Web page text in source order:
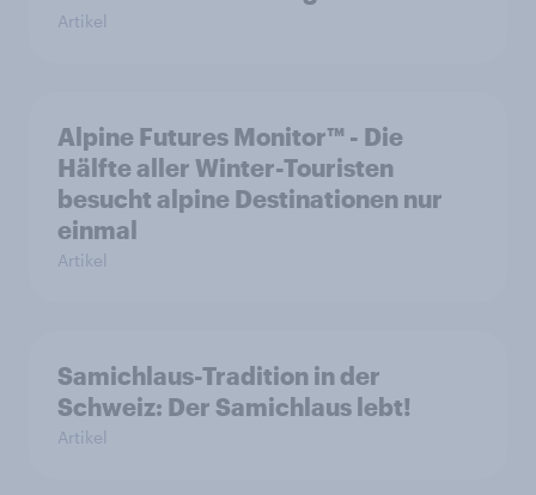
Artikel
Alpine Futures Monitor™ - Die
Hälfte aller Winter-Touristen
besucht alpine Destinationen nur
einmal
Artikel
Samichlaus-Tradition in der
Schweiz: Der Samichlaus lebt!
Artikel